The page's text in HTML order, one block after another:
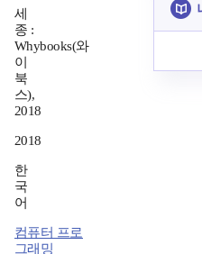
세
종 :
Whybooks(와
이
북
스),
2018
2018
한
국
어
컴퓨터 프로
그래밍